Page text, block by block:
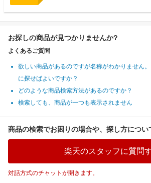
お探しの商品が見つかりませんか?
よくあるご質問
欲しい商品があるのですが名称がわかりません。
に探せばよいですか？
どのような商品検索方法があるのですか？
検索しても、商品が一つも表示されません
商品の検索でお困りの場合や、探し方につい
楽天のスタッフに質問
対話方式のチャットが開きます。